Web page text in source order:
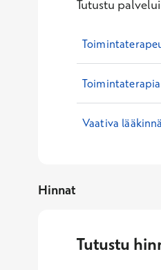
Tutustu
Toimintaterapia
Vaativa
Hinnat
Tutustu